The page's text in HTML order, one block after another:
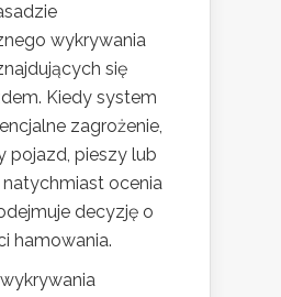
wykrywania
się
Kiedy system
zagrożenie,
pojazd, pieszy lub
ocenia
decyzję o
hamowania.